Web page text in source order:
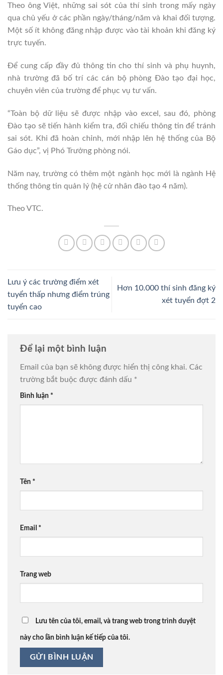
Theo ông Việt, những sai sót của thí sinh trong mấy ngày
qua chủ yếu ở các phần ngày/tháng/năm và khai đối tượng.
Một số ít không đăng nhập được vào tài khoản khi đăng ký
trực tuyến.
Để cung cấp đầy đủ thông tin cho thí sinh và phụ huynh,
nhà trường đã bố trí các cán bộ phòng Đào tạo đại học,
chuyên viên của trường để phục vụ tư vấn.
“Toàn bộ dữ liệu sẽ được nhập vào excel, sau đó, phòng
Đào tạo sẽ tiến hành kiểm tra, đối chiếu thông tin để tránh
sai sót. Khi đã hoàn chỉnh, mới nhập lên hệ thống của Bộ
Gáo dục”, vị Phó Trưởng phòng nói.
Năm nay, trường có thêm một ngành học mới là ngành Hệ
thống thông tin quản lý (hệ cử nhân đào tạo 4 năm).
Theo VTC.
Lưu ý các trường điểm xét
tuyển thấp nhưng điểm trúng
tuyển cao
Hơn 10.000 thí sinh đăng ký
xét tuyển đợt 2
Để lại một bình luận
Email của bạn sẽ không được hiển thị công khai. Các
trường bắt buộc được đánh dấu *
Bình luận *
Tên *
Email *
Trang web
Lưu tên của tôi, email, và trang web trong trình duyệt
này cho lần bình luận kế tiếp của tôi.